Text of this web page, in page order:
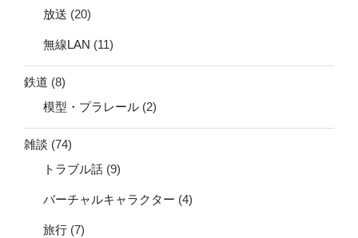
放送 (20)
無線LAN (11)
鉄道 (8)
模型・プラレール (2)
雑談 (74)
トラブル話 (9)
バーチャルキャラクター (4)
旅行 (7)